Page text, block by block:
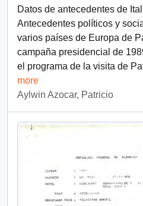
Datos de antecedentes de
Antecedentes políticos y
varios países de Europa de
campaña presidencial de
el programa de la visita de
more
Aylwin Azocar, Patricio